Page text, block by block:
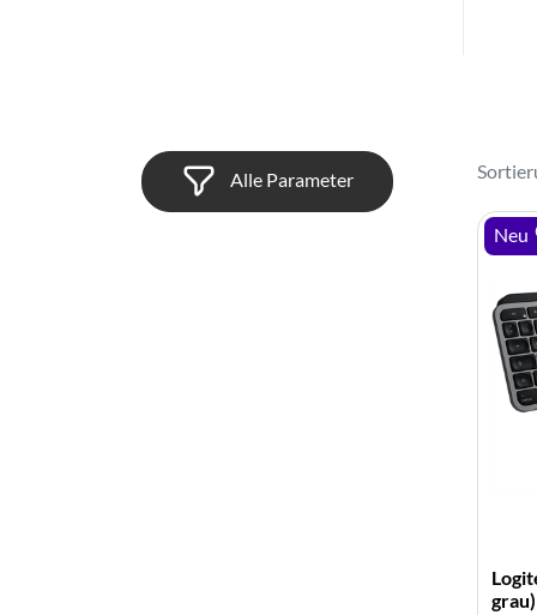
Alle Parameter
grau)
Neu